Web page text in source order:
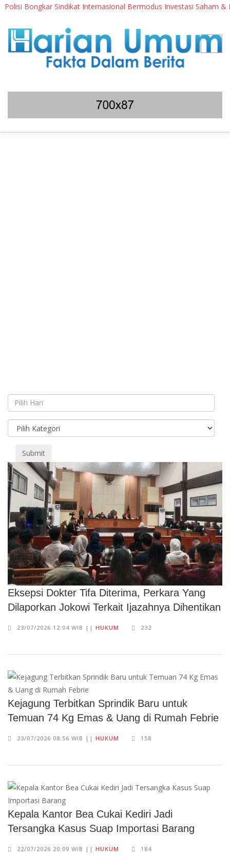
Sindikat Internasional Bermodus Investasi Saham & Kripto
Submit
Eksepsi Dokter Tifa Diterima, Perkara Yang
Dilaporkan Jokowi Terkait Ijazahnya Dihentikan
23/07/2026 12:04 WIB || HUKUM 232
Kejagung Terbitkan Sprindik Baru untuk
Temuan 74 Kg Emas & Uang di Rumah Febrie
23/07/2026 08:56 WIB || HUKUM 158
Kepala Kantor Bea Cukai Kediri Jadi
Tersangka Kasus Suap Importasi Barang
22/07/2026 20:09 WIB || HUKUM 184